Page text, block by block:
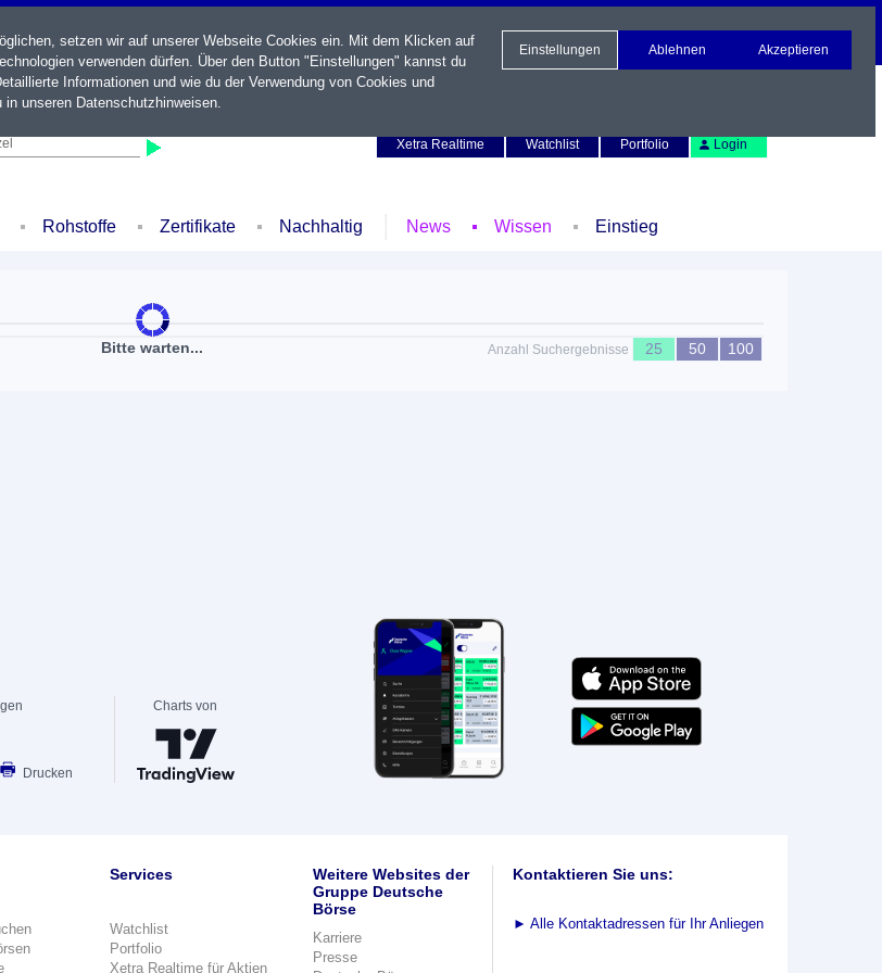
Xetra Realtime
Watchlist Portfolio Login
Rohstoffe Zertifikate Nachhaltig News Wissen Einstieg
Bitte warten... Anzahl Suchergebnisse 25 50 100
setzen wir auf unserer Webseite Cookies ein. Mit dem Klicken auf
verwenden dürfen. Über den Button "Einstellungen" kannst du
Informationen und wie du der Verwendung von Cookies und
in unseren Datenschutzhinweisen.
Einstellungen Ablehnen Akzeptieren
Drucken
Charts von
Services
Watchlist
Portfolio
Xetra Realtime für Aktien
Weitere Websites der
Gruppe Deutsche
Börse
Karriere
Presse
Kontaktieren Sie uns:
► Alle Kontaktadressen für Ihr Anliegen